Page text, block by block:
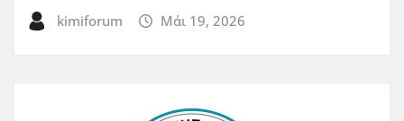
kimiforum Μάι 19, 2026